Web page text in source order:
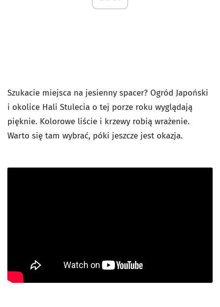
Szukacie miejsca na jesienny spacer? Ogród Japoński
i okolice Hali Stulecia o tej porze roku wyglądają
pięknie. Kolorowe liście i krzewy robią wrażenie.
Warto się tam wybrać, póki jeszcze jest okazja.